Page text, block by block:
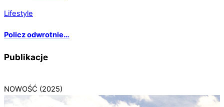
Lifestyle
Policz odwrotnie…
Publikacje
NOWOŚĆ (2025)